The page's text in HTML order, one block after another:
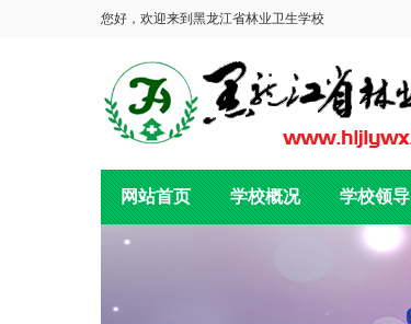
您好，欢迎来到黑龙江省林业卫生学校
网站首页 学校概况 学校领导